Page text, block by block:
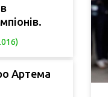
Артема